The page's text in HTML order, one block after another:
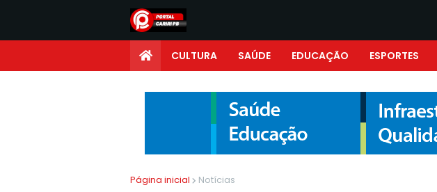
CULTURA SAÚDE EDUCAÇÃO ESPORTES
Página inicial Notícias